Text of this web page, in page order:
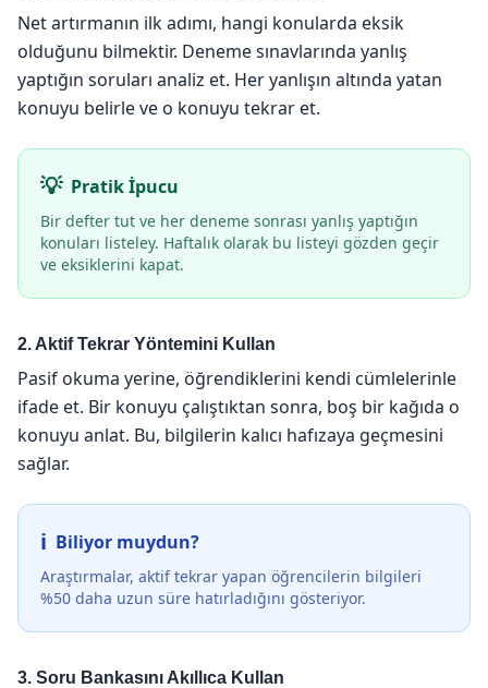
Net artırmanın ilk adımı, hangi konularda eksik
olduğunu bilmektir. Deneme sınavlarında yanlış
yaptığın soruları analiz et. Her yanlışın altında yatan
konuyu belirle ve o konuyu tekrar et.
Pratik İpucu
Bir defter tut ve her deneme sonrası yanlış yaptığın
konuları listeley. Haftalık olarak bu listeyi gözden geçir
ve eksiklerini kapat.
2. Aktif Tekrar Yöntemini Kullan
Pasif okuma yerine, öğrendiklerini kendi cümlelerinle
ifade et. Bir konuyu çalıştıktan sonra, boş bir kağıda o
konuyu anlat. Bu, bilgilerin kalıcı hafızaya geçmesini
sağlar.
Biliyor muydun?
Araştırmalar, aktif tekrar yapan öğrencilerin bilgileri
%50 daha uzun süre hatırladığını gösteriyor.
3. Soru Bankasını Akıllıca Kullan